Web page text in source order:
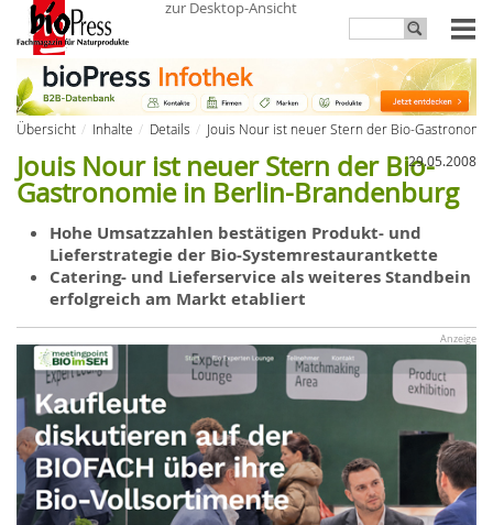
zur Desktop-Ansicht
Übersicht Inhalte Details
Jouis Nour ist neuer Stern der Bio-
29.05.2008
Jouis Nour ist neuer Stern der Bio-
Gastronomie in Berlin-Brandenburg
Hohe Umsatzzahlen bestätigen Produkt- und
Lieferstrategie der Bio-Systemrestaurantkette
Catering- und Lieferservice als weiteres Standbein
erfolgreich am Markt etabliert
Anzeige